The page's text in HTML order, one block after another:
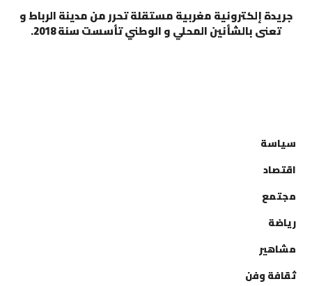
جريدة إلكترونية مغربية مستقلة تحرر من مدينة الرباط و
تعنى بالشأنين المحلي و الوطني تأسست سنة 2018.
سياسة
اقتصاد
مجتمع
رياضة
مشاهير
ثقافة وفن